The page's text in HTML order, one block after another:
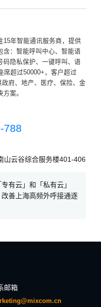
15年智能通讯服务商，提供
含：智能呼叫中心、智能语
码隐私保护、一键呼叫、语
席超过50000+，客户超过
府、地产、医疗、保险、金
案。
788
山云谷综合服务楼401-406
有云」和「私有云」
善上海高频外呼接通逐
邮箱